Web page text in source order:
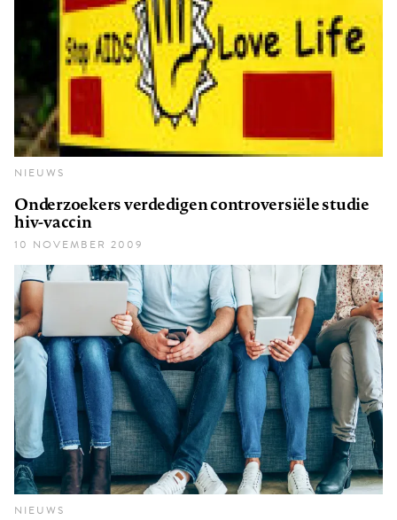
NIEUWS
Onderzoekers verdedigen controversiële studie
hiv-vaccin
10 NOVEMBER 2009
NIEUWS